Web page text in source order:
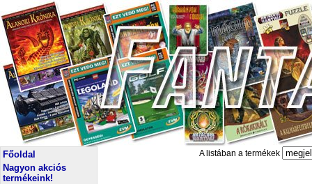
Főoldal
Nagyon akciós
termékeink!
A listában a termékek